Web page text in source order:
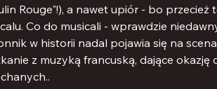
Rouge"!), a nawet upiór - bo
Co do musicali - wprawdzie
w historii nadal pojawia się na
z muzyką francuską, dające